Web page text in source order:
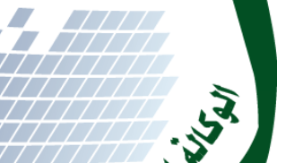
نتائج مسابقة الالتحاق بالتكوين في الطور الثالث دكتوراه
ل م د لمعهد العلوم الاقتصادية و التجارية و علوم التسيير